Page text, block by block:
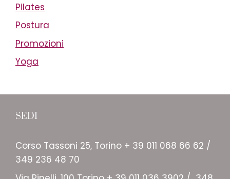
Pilates
Postura
Promozioni
Yoga
SEDI
Corso Tassoni 25, Torino + 39 011 068 66 62 /
349 236 48 70